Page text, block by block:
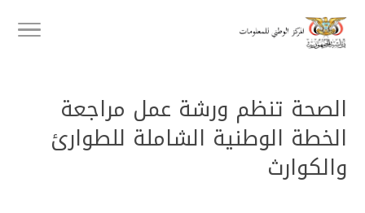
الصحة تنظم ورشة عمل مراجعة
الخطة الوطنية الشاملة للطوارئ
والكوارث